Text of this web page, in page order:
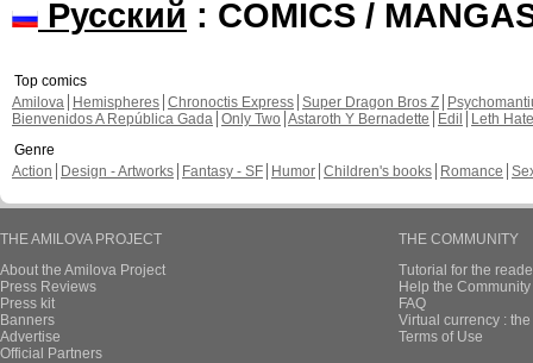
Русский : COMICS /
Top comics
Amilova
Hemispheres Chronoctis Express Super Dragon Bros Z
Bienvenidos A República Gada Only Two Astaroth Y Bernadette Edil
Leth Hate
Genre
Action
Design - Artworks Fantasy - SF Humor Children's books Romance
THE AMILOVA PROJECT
About the Amilova Project
Press Reviews
Press kit
Banners
Advertise
Official Partners
THE COMMUNITY
Tutorial for the
Help the
FAQ
Virtual currency :
Terms of Use